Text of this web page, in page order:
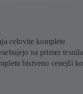
celovite komplete
na primer
bistveno cenejši